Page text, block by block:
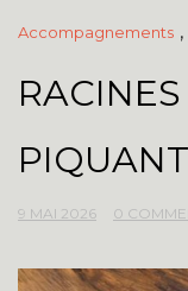
Accompagnements ,
9 MAI 2026 0